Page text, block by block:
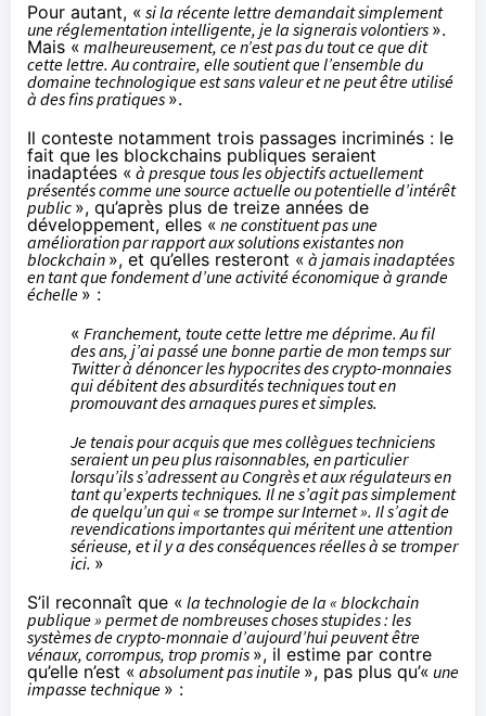
Pour autant, « si la récente lettre demandait simplement
une réglementation intelligente, je la signerais volontiers ».
Mais « malheureusement, ce n’est pas du tout ce que dit
cette lettre. Au contraire, elle soutient que l’ensemble du
domaine technologique est sans valeur et ne peut être utilisé
à des fins pratiques ».
Il conteste notamment trois passages incriminés : le
fait que les blockchains publiques seraient
inadaptées « à presque tous les objectifs actuellement
présentés comme une source actuelle ou potentielle d’intérêt
public », qu’après plus de treize années de
développement, elles « ne constituent pas une
amélioration par rapport aux solutions existantes non
blockchain », et qu’elles resteront « à jamais inadaptées
en tant que fondement d’une activité économique à grande
échelle » :
« Franchement, toute cette lettre me déprime. Au fil
des ans, j’ai passé une bonne partie de mon temps sur
Twitter à dénoncer les hypocrites des crypto-monnaies
qui débitent des absurdités techniques tout en
promouvant des arnaques pures et simples.
Je tenais pour acquis que mes collègues techniciens
seraient un peu plus raisonnables, en particulier
lorsqu’ils s’adressent au Congrès et aux régulateurs en
tant qu’experts techniques. Il ne s’agit pas simplement
de quelqu’un qui « se trompe sur Internet ». Il s’agit de
revendications importantes qui méritent une attention
sérieuse, et il y a des conséquences réelles à se tromper
ici. »
S’il reconnaît que « la technologie de la « blockchain
publique » permet de nombreuses choses stupides : les
systèmes de crypto-monnaie d’aujourd’hui peuvent être
vénaux, corrompus, trop promis », il estime par contre
qu’elle n’est « absolument pas inutile », pas plus qu’« une
impasse technique » :